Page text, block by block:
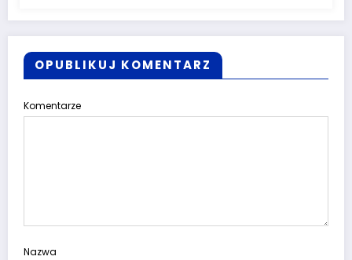
OPUBLIKUJ KOMENTARZ
Komentarze
Nazwa